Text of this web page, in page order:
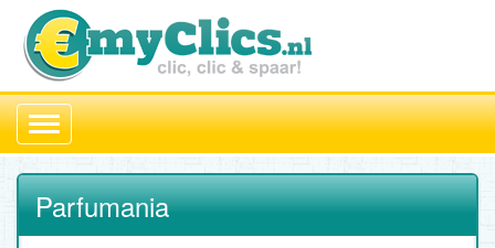
Toggle
navigation
Parfumania